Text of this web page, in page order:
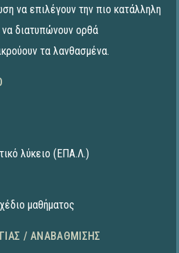
να επιλέγουν την πιο κατάλληλη
να διατυπώνουν ορθά
τα λανθασμένα.
λύκειο (ΕΠΑ.Λ.)
μαθήματος
/ ΑΝΑΒΆΘΜΙΣΗΣ